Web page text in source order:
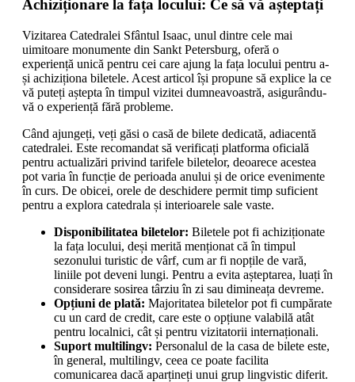
Achiziționare la fața locului: Ce să vă așteptați
Vizitarea Catedralei Sfântul Isaac, unul dintre cele mai
uimitoare monumente din Sankt Petersburg, oferă o
experiență unică pentru cei care ajung la fața locului pentru a-
și achiziționa biletele. Acest articol își propune să explice la ce
vă puteți aștepta în timpul vizitei dumneavoastră, asigurându-
vă o experiență fără probleme.
Când ajungeți, veți găsi o casă de bilete dedicată, adiacentă
catedralei. Este recomandat să verificați platforma oficială
pentru actualizări privind tarifele biletelor, deoarece acestea
pot varia în funcție de perioada anului și de orice evenimente
în curs. De obicei, orele de deschidere permit timp suficient
pentru a explora catedrala și interioarele sale vaste.
Disponibilitatea biletelor: Biletele pot fi achiziționate
la fața locului, deși merită menționat că în timpul
sezonului turistic de vârf, cum ar fi nopțile de vară,
liniile pot deveni lungi. Pentru a evita așteptarea, luați în
considerare sosirea târziu în zi sau dimineața devreme.
Opțiuni de plată: Majoritatea biletelor pot fi cumpărate
cu un card de credit, care este o opțiune valabilă atât
pentru localnici, cât și pentru vizitatorii internaționali.
Suport multilingv: Personalul de la casa de bilete este,
în general, multilingv, ceea ce poate facilita
comunicarea dacă aparțineți unui grup lingvistic diferit.